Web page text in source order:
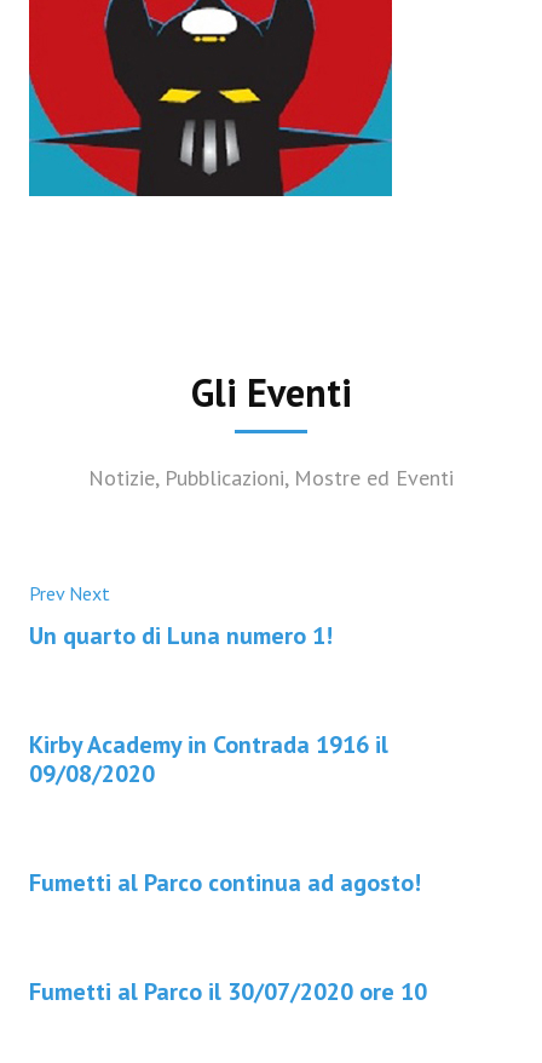
Gli Eventi
Notizie, Pubblicazioni, Mostre ed Eventi
Prev Next
Un quarto di Luna numero 1!
Kirby Academy in Contrada 1916 il
09/08/2020
Fumetti al Parco continua ad agosto!
Fumetti al Parco il 30/07/2020 ore 10